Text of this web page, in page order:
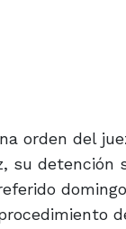
orden del
su detención